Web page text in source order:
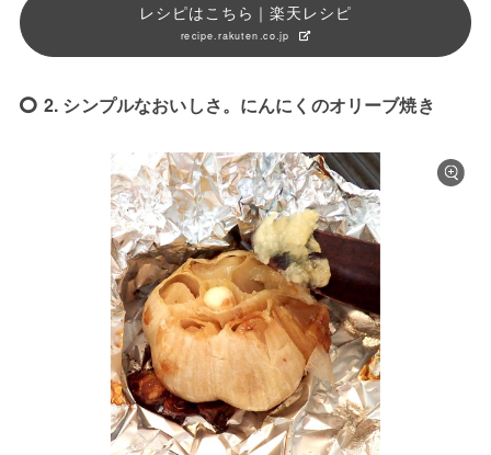
レシピはこちら｜楽天レシピ
recipe.rakuten.co.jp
2. シンプルなおいしさ。にんにくのオリーブ焼き